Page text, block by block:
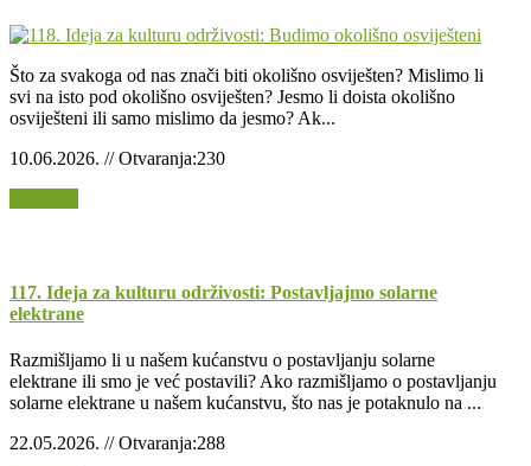
Što za svakoga od nas znači biti okolišno osviješten? Mislimo li
svi na isto pod okolišno osviješten? Jesmo li doista okolišno
osviješteni ili samo mislimo da jesmo? Ak...
10.06.2026. // Otvaranja:230
117. Ideja za kulturu održivosti: Postavljajmo solarne
elektrane
Razmišljamo li u našem kućanstvu o postavljanju solarne
elektrane ili smo je već postavili? Ako razmišljamo o postavljanju
solarne elektrane u našem kućanstvu, što nas je potaknulo na ...
22.05.2026. // Otvaranja:288